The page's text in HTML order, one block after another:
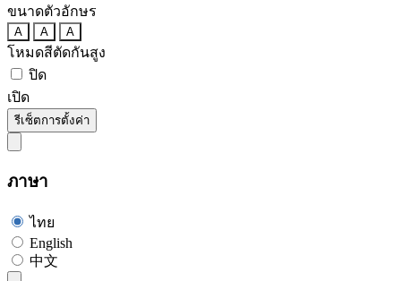
ขนาดตัวอักษร
A A A
โหมดสีตัดกันสูง
ปิด
เปิด
รีเซ็ตการตั้งค่า
ภาษา
ไทย
English
中文